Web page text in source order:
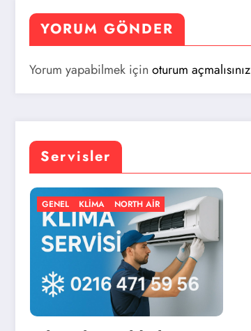
YORUM GÖNDER
Yorum yapabilmek için oturum açmalısınız
Servisler
GENEL KLIMA NORTH AIR